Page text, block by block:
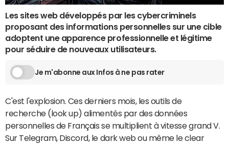
Les sites web développés par les cybercriminels
proposant des informations personnelles sur une cible
adoptent une apparence professionnelle et légitime
pour séduire de nouveaux utilisateurs.
Je m'abonne aux Infos à ne pas rater
C'est l'explosion. Ces derniers mois, les outils de
recherche (look up) alimentés par des données
personnelles de Français se multiplient à vitesse grand V.
Sur Telegram, Discord, le dark web ou même le clear